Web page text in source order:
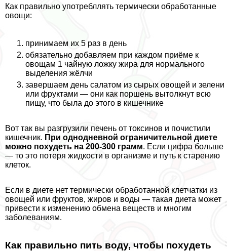
Как правильно употрeбллять термически обработанные
овощи:
принимаем их 5 раз в день
обязательно добавляем при каждом приёме к
овощам 1 чайную ложку жира для нормального
выделения жёлчи
завершаем день салатом из сырых овощей и зелени
или фруктами — они как поршень вытолкнут всю
пищу, что была до этого в кишечнике
Вот так вы разгрузили печень от токсинов и почистили
кишечник. При однодневной ограничительной диете
можно похудеть на 200-300 грамм. Если цифра больше
— то это потеря жидкости в организме и путь к старению
клеток.
Если в диете нет термически обработанной клетчатки из
овощей или фруктов, жиров и воды — такая диета может
привести к изменению обмена веществ и многим
заболеваниям.
Как правильно пить воду, чтобы похудеть